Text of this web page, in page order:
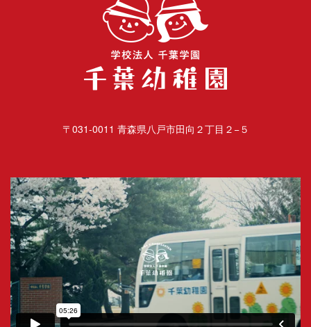
〒031-0011 青森県八戸市田向２丁目２−５